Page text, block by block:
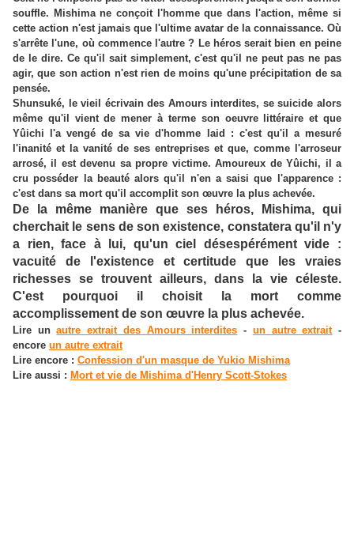
souffle. Mishima ne conçoit l'homme que dans l'action, même si
cette action n'est jamais que l'ultime avatar de la connaissance. Où
s'arrête l'une, où commence l'autre ? Le héros serait bien en peine
de le dire. Ce qu'il sait simplement, c'est qu'il ne peut pas ne pas
agir, que son action n'est rien de moins qu'une précipitation de sa
pensée.
Shunsuké, le vieil écrivain des Amours interdites, se suicide alors
même qu'il vient de mener à terme son oeuvre littéraire et que
Yûichi l'a vengé de sa vie d'homme laid : c'est qu'il a mesuré
l'inanité et la vanité de ses entreprises et que, comme l'arroseur
arrosé, il est devenu sa propre victime. Amoureux de Yûichi, il a
cru posséder la beauté alors qu'il n'en a saisi que l'apparence :
c'est dans sa mort qu'il accomplit son œuvre la plus achevée.
De la même manière que ses héros, Mishima, qui
cherchait le sens de son existence, constatera qu'il n'y
a rien, face à lui, qu'un ciel désespérément vide :
vacuité de l'existence et certitude que les vraies
richesses se trouvent ailleurs, dans la vie céleste.
C'est pourquoi il choisit la mort comme
accomplissement de son œuvre la plus achevée.
Lire un autre extrait des Amours interdites - un autre extrait-
encore un autre extrait
Lire encore : Confession d'un masque de Yukio Mishima
Lire aussi : Mort et vie de Mishima d'Henry Scott-Stokes